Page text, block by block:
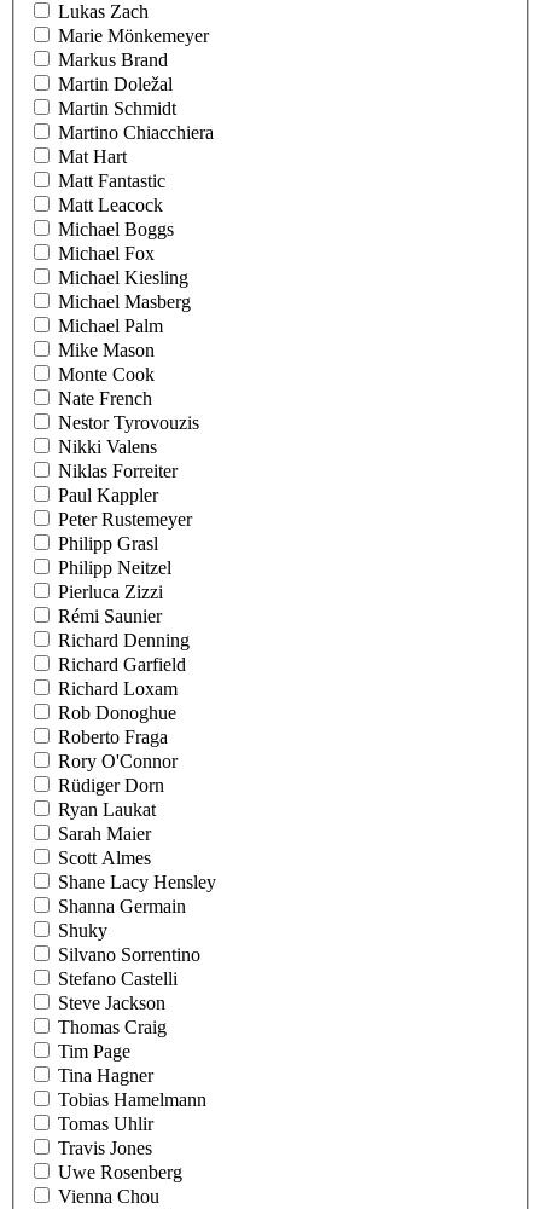
Lukas Zach
Marie Mönkemeyer
Markus Brand
Martin Doležal
Martin Schmidt
Martino Chiacchiera
Mat Hart
Matt Fantastic
Matt Leacock
Michael Boggs
Michael Fox
Michael Kiesling
Michael Masberg
Michael Palm
Mike Mason
Monte Cook
Nate French
Nestor Tyrovouzis
Nikki Valens
Niklas Forreiter
Paul Kappler
Peter Rustemeyer
Philipp Grasl
Philipp Neitzel
Pierluca Zizzi
Rémi Saunier
Richard Denning
Richard Garfield
Richard Loxam
Rob Donoghue
Roberto Fraga
Rory O'Connor
Rüdiger Dorn
Ryan Laukat
Sarah Maier
Scott Almes
Shane Lacy Hensley
Shanna Germain
Shuky
Silvano Sorrentino
Stefano Castelli
Steve Jackson
Thomas Craig
Tim Page
Tina Hagner
Tobias Hamelmann
Tomas Uhlir
Travis Jones
Uwe Rosenberg
Vienna Chou